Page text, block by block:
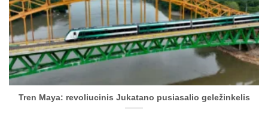
Tren Maya: revoliucinis Jukatano pusiasalio geležinkelis